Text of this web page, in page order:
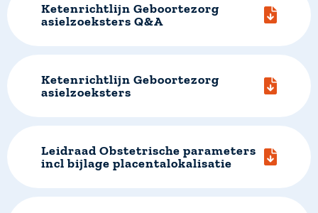
Ketenrichtlijn Geboortezorg
asielzoeksters Q&A
Ketenrichtlijn Geboortezorg
asielzoeksters
Leidraad Obstetrische parameters
incl bijlage placentalokalisatie